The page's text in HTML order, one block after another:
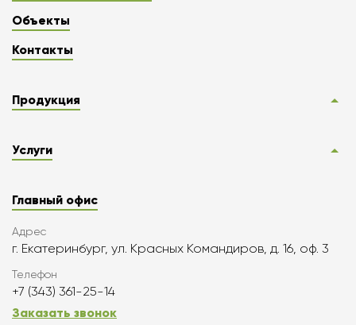
Объекты
Контакты
Продукция
Услуги
Главный офис
Адрес
г. Екатеринбург, ул. Красных Командиров, д. 16, оф. 3
Телефон
+7 (343) 361-25-14
Заказать звонок